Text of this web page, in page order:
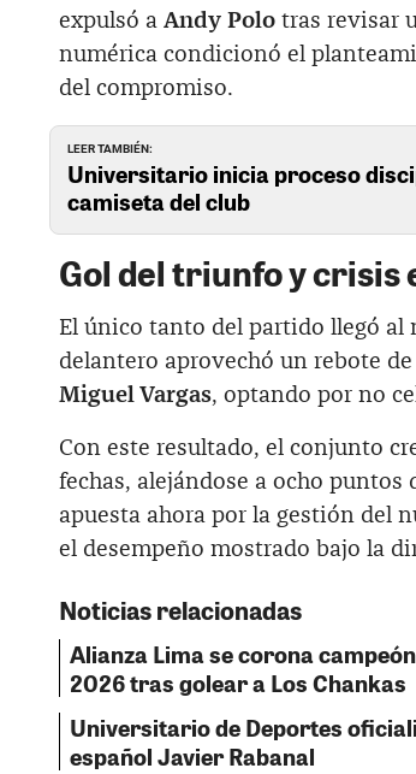
expulsó a Andy Polo tras revisar
numérica condicionó el
del compromiso.
LEER TAMBIÉN:
Universitario inicia proceso
camiseta del club
Gol del triunfo y crisis
El único tanto del partido llegó al
delantero aprovechó un rebote de
Miguel Vargas, optando por no
Con este resultado, el conjunto
fechas, alejándose a ocho puntos
apuesta ahora por la gestión del
el desempeño mostrado bajo la
Noticias relacionadas
Alianza Lima se corona
2026 tras golear a Los Chankas
Universitario de Deportes
español Javier Rabanal